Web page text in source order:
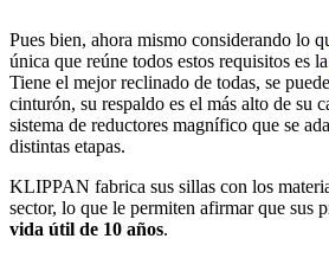
Pues bien, ahora mismo considerando lo
única que reúne todos estos requisitos es la
Tiene el mejor reclinado de todas, se
cinturón, su respaldo es el más alto de su
sistema de reductores magnífico que se
distintas etapas.
KLIPPAN fabrica sus sillas con los
sector, lo que le permiten afirmar que sus
vida útil de 10 años.